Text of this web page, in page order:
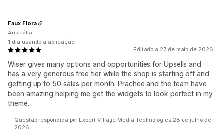
Editado a 27 de maio de 2026
Wiser gives many options and opportunities for Upsells and
has a very generous free tier while the shop is starting off and
getting up to 50 sales per month. Prachee and the team have
been amazing helping me get the widgets to look perfect in my
theme.
Faux Flora
Austrália
1 dia usando a aplicação
Questão respondida por Expert Village Media Technologies 28 de julho de
2026